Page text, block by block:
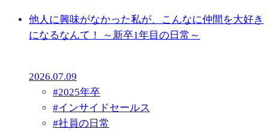
他人に興味がなかった私が、こんなに仲間を大好き
になるなんて！ ～新卒1年目の日常～
2026.07.09
#2025年卒
#インサイドセールス
#社員の日常